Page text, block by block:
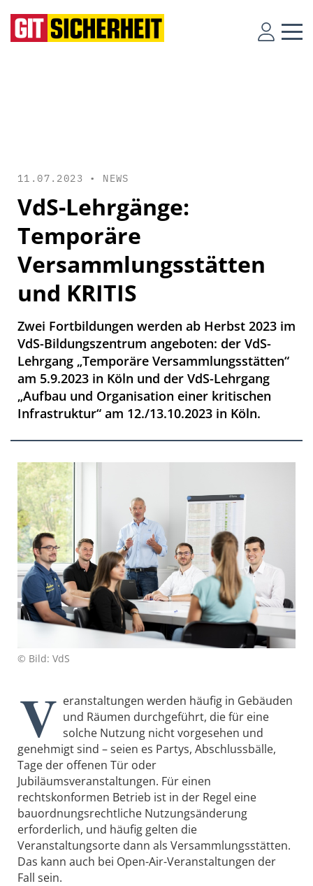
11.07.2023 • NEWS
VdS-Lehrgänge:
Temporäre
Versammlungsstätten
und KRITIS
Zwei Fortbildungen werden ab Herbst 2023 im
VdS-Bildungszentrum angeboten: der VdS-
Lehrgang „Temporäre Versammlungsstätten“
am 5.9.2023 in Köln und der VdS-Lehrgang
„Aufbau und Organisation einer kritischen
Infrastruktur“ am 12./13.10.2023 in Köln.
© Bild: VdS
V eranstaltungen werden häufig in Gebäuden
und Räumen durchgeführt, die für eine
solche Nutzung nicht vorgesehen und
genehmigt sind – seien es Partys, Abschlussbälle,
Tage der offenen Tür oder
Jubiläumsveranstaltungen. Für einen
rechtskonformen Betrieb ist in der Regel eine
bauordnungsrechtliche Nutzungsänderung
erforderlich, und häufig gelten die
Veranstaltungsorte dann als Versammlungsstätten.
Das kann auch bei Open-Air-Veranstaltungen der
Fall sein.